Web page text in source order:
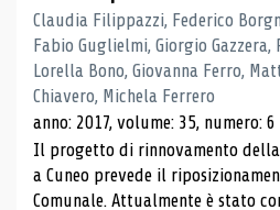
Claudia Filippazzi, Federico
Fabio Guglielmi, Giorgio
Lorella Bono, Giovanna Ferro,
Chiavero, Michela Ferrero
anno: 2017, volume: 35, numero: 6
Il progetto di rinnovamento
a Cuneo prevede il
Comunale. Attualmente è stato